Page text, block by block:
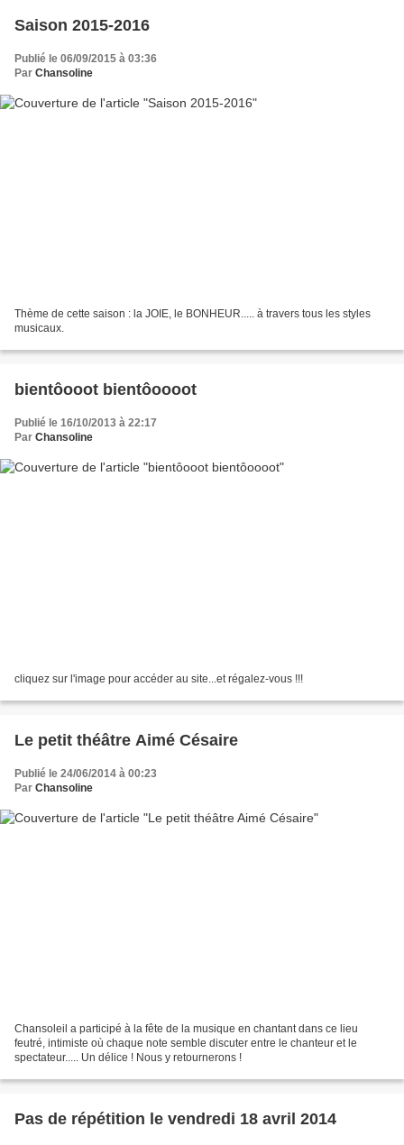
Saison 2015-2016
Publié le 06/09/2015 à 03:36
Par Chansoline
Thème de cette saison : la JOIE, le BONHEUR..... à travers tous les styles
musicaux.
bientôooot bientôoooot
Publié le 16/10/2013 à 22:17
Par Chansoline
cliquez sur l'image pour accéder au site...et régalez-vous !!!
Le petit théâtre Aimé Césaire
Publié le 24/06/2014 à 00:23
Par Chansoline
Chansoleil a participé à la fête de la musique en chantant dans ce lieu
feutré, intimiste où chaque note semble discuter entre le chanteur et le
spectateur..... Un délice ! Nous y retournerons !
Pas de répétition le vendredi 18 avril 2014